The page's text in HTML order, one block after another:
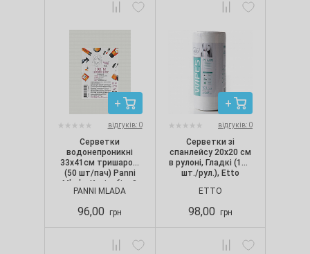
відгуків: 0
Серветки
водонепроникні
33х41см тришарові
(50 шт/пач) Panni
Mlada, Колір: білий
PANNI MLADA
96,00 грн
відгуків: 0
Серветки зі
спанлейсу 20х20 см
в рулоні, Гладкі (100
шт./рул.), Etto
ETTO
98,00 грн